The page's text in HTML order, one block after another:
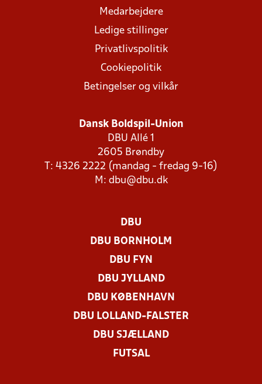
Medarbejdere
Ledige stillinger
Privatlivspolitik
Cookiepolitik
Betingelser og vilkår
Dansk Boldspil-Union
DBU Allé 1
2605 Brøndby
T: 4326 2222 (mandag - fredag 9-16)
M: dbu@dbu.dk
DBU
DBU BORNHOLM
DBU FYN
DBU JYLLAND
DBU KØBENHAVN
DBU LOLLAND-FALSTER
DBU SJÆLLAND
FUTSAL